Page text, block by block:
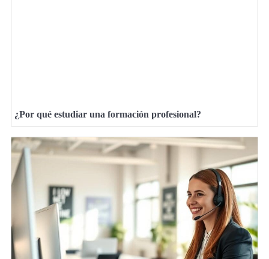
¿Por qué estudiar una formación profesional?